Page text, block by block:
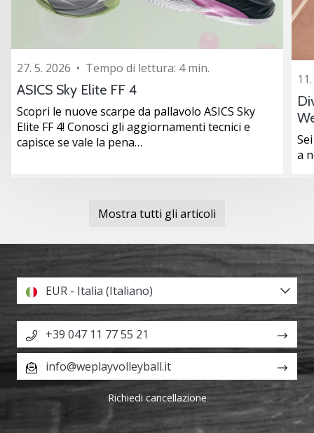
pagina
forum
online?
che
generino
profitto.
27. 5. 2026 • Tempo di lettura: 4 min.
ASICS Sky Elite FF 4
Scopri le nuove scarpe da pallavolo ASICS Sky
Elite FF 4! Conosci gli aggiornamenti tecnici e
capisce se vale la pena…
a
Mostra tutti gli articoli
EUR - Italia (Italiano)
+39 047 11 77 55 21
info@weplayvolleyball.it
Richiedi cancellazione